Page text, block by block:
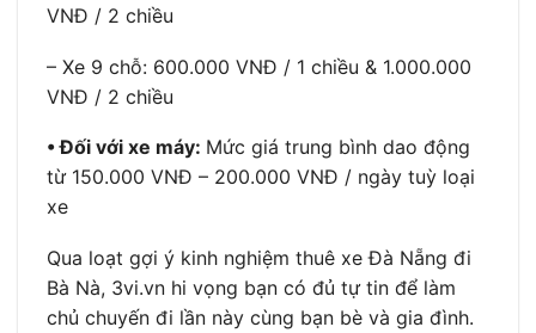
VNĐ / 2 chiều
– Xe 9 chỗ: 600.000 VNĐ / 1 chiều & 1.000.000
VNĐ / 2 chiều
• Đối với xe máy: Mức giá trung bình dao động
từ 150.000 VNĐ – 200.000 VNĐ / ngày tuỳ loại
xe
Qua loạt gợi ý kinh nghiệm thuê xe Đà Nẵng đi
Bà Nà, 3vi.vn hi vọng bạn có đủ tự tin để làm
chủ chuyến đi lần này cùng bạn bè và gia đình.